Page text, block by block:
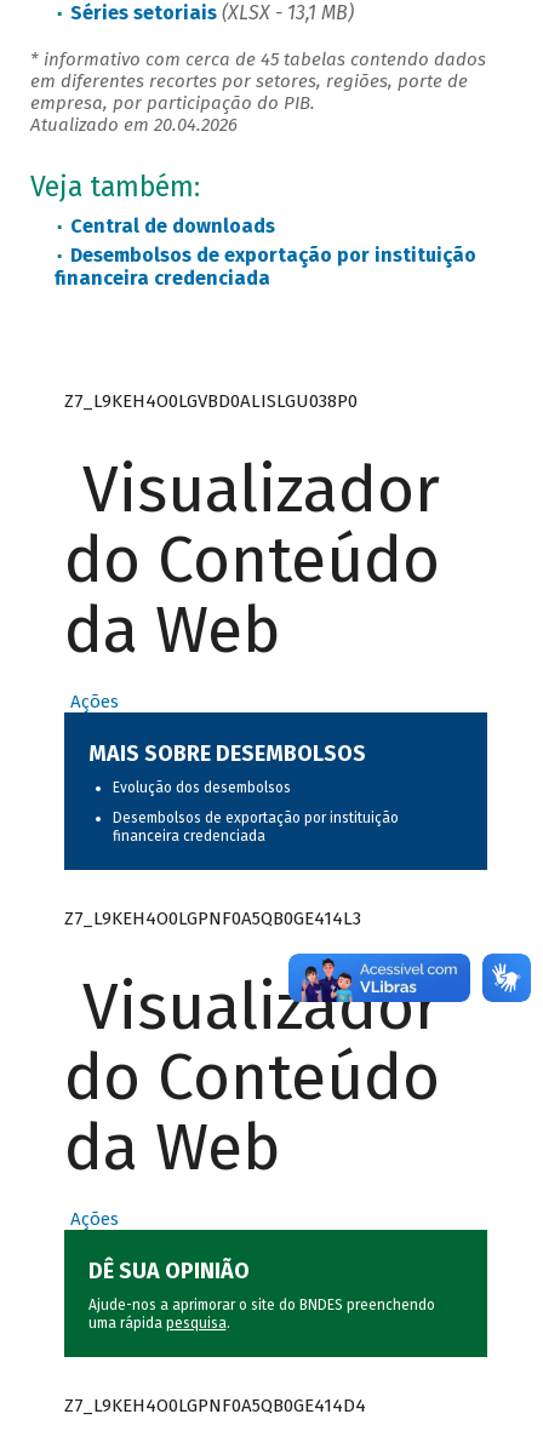
Séries setoriais (XLSX - 13,1 MB)
* informativo com cerca de 45 tabelas contendo dados
em diferentes recortes por setores, regiões, porte de
empresa, por participação do PIB.
Atualizado em 20.04.2026
Veja também:
Central de downloads
Desembolsos de exportação por instituição
financeira credenciada
Z7_L9KEH4O0LGVBD0ALISLGU038P0
Visualizador
do Conteúdo
da Web
Ações
MAIS SOBRE DESEMBOLSOS
Evolução dos desembolsos
Desembolsos de exportação por instituição
financeira credenciada
Z7_L9KEH4O0LGPNF0A5QB0GE414L3
Visualizador
do Conteúdo
da Web
Ações
DÊ SUA OPINIÃO
Ajude-nos a aprimorar o site do BNDES preenchendo
uma rápida pesquisa.
Z7_L9KEH4O0LGPNF0A5QB0GE414D4